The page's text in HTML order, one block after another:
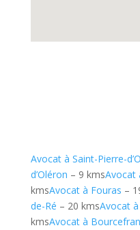
Avocat à Saint-Pierre-
d’Oléron – 9 kmsAvocat
kmsAvocat à Fouras –
de-Ré – 20 kmsAvocat
kmsAvocat à